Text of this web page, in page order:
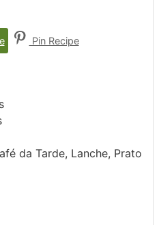
Pin Recipe
da Tarde, Lanche, Prato